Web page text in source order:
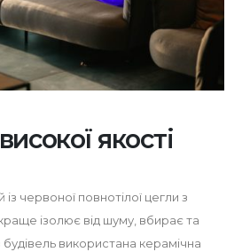
якості
червоної повнотілої цегли з
ізолює від шуму, вбирає та
будівель використана керамічна